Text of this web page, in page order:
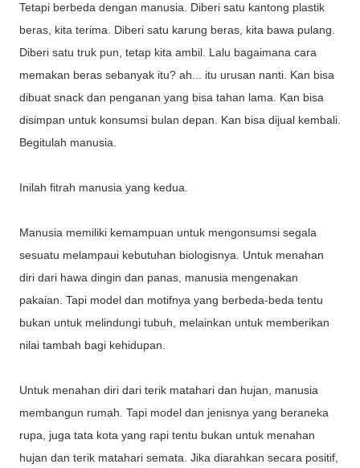
Tetapi berbeda dengan manusia. Diberi satu kantong plastik
beras, kita terima. Diberi satu karung beras, kita bawa pulang.
Diberi satu truk pun, tetap kita ambil. Lalu bagaimana cara
memakan beras sebanyak itu? ah... itu urusan nanti. Kan bisa
dibuat snack dan penganan yang bisa tahan lama. Kan bisa
disimpan untuk konsumsi bulan depan. Kan bisa dijual kembali.
Begitulah manusia.
Inilah fitrah manusia yang kedua.
Manusia memiliki kemampuan untuk mengonsumsi segala
sesuatu melampaui kebutuhan biologisnya. Untuk menahan
diri dari hawa dingin dan panas, manusia mengenakan
pakaian. Tapi model dan motifnya yang berbeda-beda tentu
bukan untuk melindungi tubuh, melainkan untuk memberikan
nilai tambah bagi kehidupan.
Untuk menahan diri dari terik matahari dan hujan, manusia
membangun rumah. Tapi model dan jenisnya yang beraneka
rupa, juga tata kota yang rapi tentu bukan untuk menahan
hujan dan terik matahari semata. Jika diarahkan secara positif,